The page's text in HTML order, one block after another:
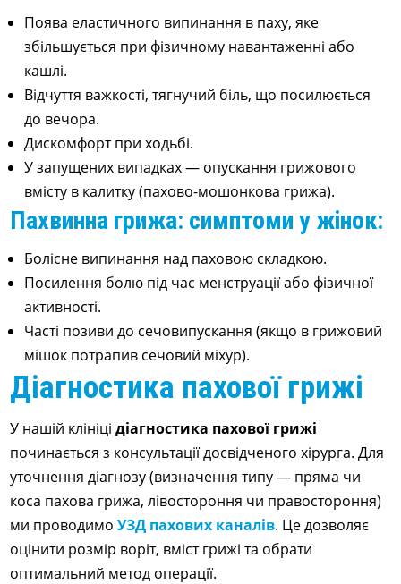
Поява еластичного випинання в паху, яке
збільшується при фізичному навантаженні або
кашлі.
Відчуття важкості, тягнучий біль, що посилюється
до вечора.
Дискомфорт при ходьбі.
У запущених випадках — опускання грижового
вмісту в калитку (пахово-мошонкова грижа).
Пахвинна грижа: симптоми у жінок:
Болісне випинання над паховою складкою.
Посилення болю під час менструації або фізичної
активності.
Часті позиви до сечовипускання (якщо в грижовий
мішок потрапив сечовий міхур).
Діагностика пахової грижі
У нашій клініцідіагностика пахової грижі
починається з консультації досвідченого хірурга. Для
уточнення діагнозу (визначення типу — пряма чи
коса пахова грижа, лівостороння чи правостороння)
ми проводимоУЗД пахових каналів. Це дозволяє
оцінити розмір воріт, вміст грижі та обрати
оптимальний метод операції.